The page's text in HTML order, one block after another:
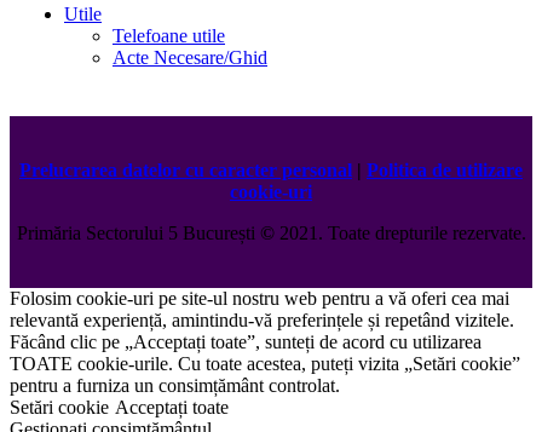
Utile
Telefoane utile
Acte Necesare/Ghid
Prelucrarea datelor cu caracter personal | Politica de utilizare
cookie-uri
Primăria Sectorului 5 București ©️2021. Toate drepturile rezervate.
Folosim cookie-uri pe site-ul nostru web pentru a vă oferi cea mai
relevantă experiență, amintindu-vă preferințele și repetând vizitele.
Făcând clic pe „Acceptați toate”, sunteți de acord cu utilizarea
TOATE cookie-urile. Cu toate acestea, puteți vizita „Setări cookie”
pentru a furniza un consimțământ controlat.
Setări cookie Acceptați toate